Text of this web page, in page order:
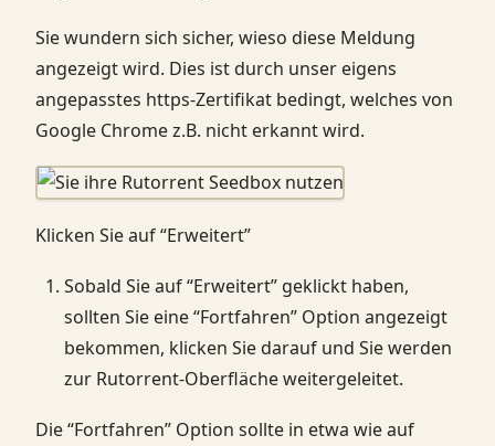
Sie wundern sich sicher, wieso diese Meldung
angezeigt wird. Dies ist durch unser eigens
angepasstes https-Zertifikat bedingt, welches von
Google Chrome z.B. nicht erkannt wird.
Klicken Sie auf “Erweitert”
Sobald Sie auf “Erweitert” geklickt haben,
sollten Sie eine “Fortfahren” Option angezeigt
bekommen, klicken Sie darauf und Sie werden
zur Rutorrent-Oberfläche weitergeleitet.
Die “Fortfahren” Option sollte in etwa wie auf